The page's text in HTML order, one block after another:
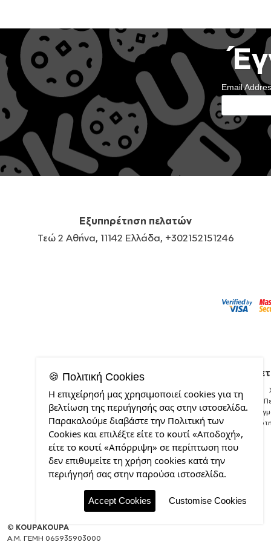
Email
Εξυπηρέτηση πελατών
Τεώ 2 Αθήνα, 11142 Ελλάδα, +302152151246
© KOUPAKOUPA
Α.Μ. ΓΕΜΗ 065935903000
🍪 Πολιτική Cookies
Η επιχείρησή μας χρησιμοποιεί cookies για τη
βελτίωση της περιήγησής σας στην ιστοσελίδα.
Παρακαλούμε διαβάστε την Πολιτική των
Cookies και επιλέξτε είτε το κουτί «Αποδοχή»,
είτε το κουτί «Απόρριψη» σε περίπτωση που
δεν επιθυμείτε τη χρήση cookies κατά την
περιήγησή σας στην παρούσα ιστοσελίδα.
Accept Cookies Customise Cookies